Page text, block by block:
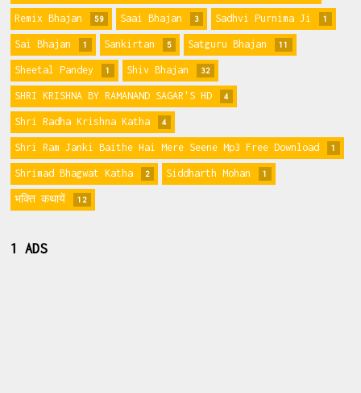
Remix Bhajan 59 Saai Bhajan 3 Sadhvi Purnima Ji 1
Sai Bhajan 1 Sankirtan 5 Satguru Bhajan 11
Sheetal Pandey 1 Shiv Bhajan 32
SHRI KRISHNA BY RAMANAND SAGAR'S HD 4
Shri Radha Krishna Katha 4
Shri Ram Janki Baithe Hai Mere Seene Mp3 Free Download 1
Shrimad Bhagwat Katha 2 Siddharth Mohan 1
भक्ति कथायें 12
1 ADS